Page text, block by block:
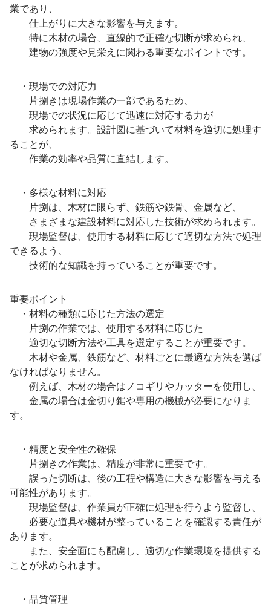
業であり、
仕上がりに大きな影響を与えます。
特に木材の場合、直線的で正確な切断が求められ、
建物の強度や見栄えに関わる重要なポイントです。
・現場での対応力
片捌きは現場作業の一部であるため、
現場での状況に応じて迅速に対応する力が
求められます。設計図に基づいて材料を適切に処理す
ることが、
作業の効率や品質に直結します。
・多様な材料に対応
片捌は、木材に限らず、鉄筋や鉄骨、金属など、
さまざまな建設材料に対応した技術が求められます。
現場監督は、使用する材料に応じて適切な方法で処理
できるよう、
技術的な知識を持っていることが重要です。
重要ポイント
・材料の種類に応じた方法の選定
片捌の作業では、使用する材料に応じた
適切な切断方法や工具を選定することが重要です。
木材や金属、鉄筋など、材料ごとに最適な方法を選ば
なければなりません。
例えば、木材の場合はノコギリやカッターを使用し、
金属の場合は金切り鋸や専用の機械が必要になりま
す。
・精度と安全性の確保
片捌きの作業は、精度が非常に重要です。
誤った切断は、後の工程や構造に大きな影響を与える
可能性があります。
現場監督は、作業員が正確に処理を行うよう監督し、
必要な道具や機材が整っていることを確認する責任が
あります。
また、安全面にも配慮し、適切な作業環境を提供する
ことが求められます。
・品質管理